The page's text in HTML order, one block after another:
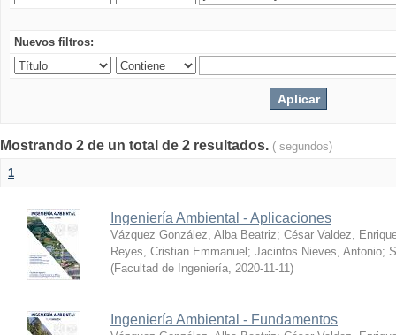
Nuevos filtros:
Mostrando 2 de un total de 2 resultados. ( segundos)
1
Ingeniería Ambiental - Aplicaciones
Vázquez González, Alba Beatriz; César Valdez,
Reyes, Cristian Emmanuel ; Jacintos Nieves, Antonio;
(Facultad de Ingeniería, 2020-11-11)
Ingeniería Ambiental - Fundamentos